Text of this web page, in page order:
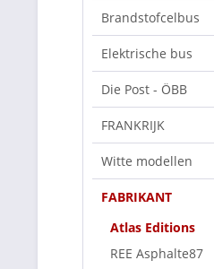
Brandstofcelbus
Elektrische bus
Die Post - ÖBB
FRANKRIJK
Witte modellen
FABRIKANT
Atlas Editions
REE Asphalte87